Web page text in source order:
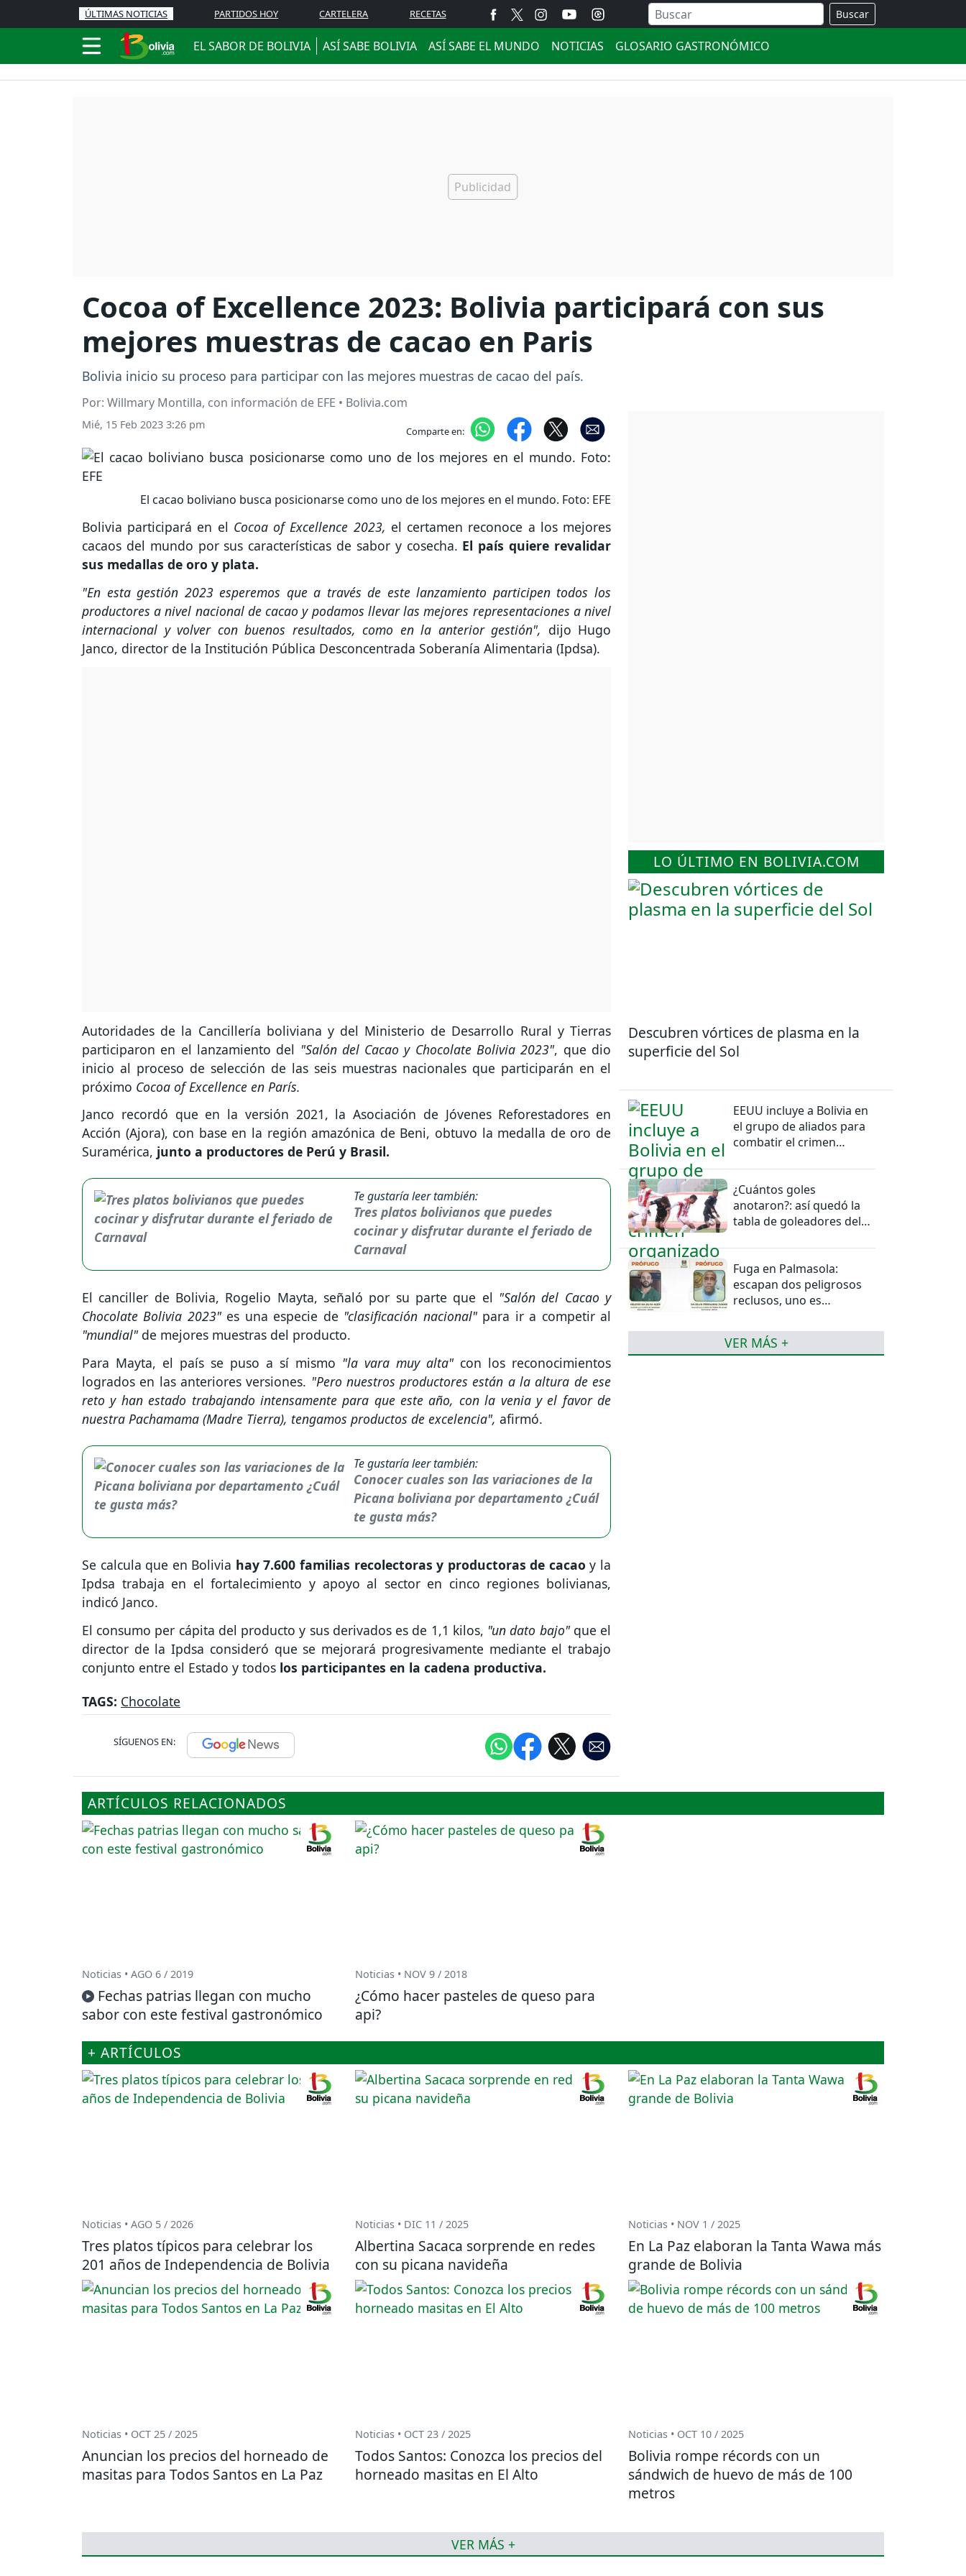
ÚLTIMAS NOTICIAS PARTIDOS HOY CARTELERA RECETAS Buscar
EL SABOR DE BOLIVIA ASÍ SABE BOLIVIA ASÍ SABE EL MUNDO NOTICIAS GLOSARIO GASTRONÓMICO
Cocoa of Excellence 2023: Bolivia participará con sus
mejores muestras de cacao en Paris
Bolivia inicio su proceso para participar con las mejores muestras de cacao del país.
Por: Willmary Montilla, con información de EFE • Bolivia.com
Mié, 15 Feb 2023 3:26 pm Comparte en:
El cacao boliviano busca posicionarse como uno de los mejores en el mundo. Foto: EFE
Bolivia participará en el Cocoa of Excellence 2023, el certamen reconoce a los mejores
cacaos del mundo por sus características de sabor y cosecha. El país quiere revalidar
sus medallas de oro y plata.
"En esta gestión 2023 esperemos que a través de este lanzamiento participen todos los
productores a nivel nacional de cacao y podamos llevar las mejores representaciones a nivel
internacional y volver con buenos resultados, como en la anterior gestión", dijo Hugo
Janco, director de la Institución Pública Desconcentrada Soberanía Alimentaria (Ipdsa).
Autoridades de la Cancillería boliviana y del Ministerio de Desarrollo Rural y Tierras
participaron en el lanzamiento del "Salón del Cacao y Chocolate Bolivia 2023", que dio
inicio al proceso de selección de las seis muestras nacionales que participarán en el
próximo Cocoa of Excellence en París.
Janco recordó que en la versión 2021, la Asociación de Jóvenes Reforestadores en
Acción (Ajora), con base en la región amazónica de Beni, obtuvo la medalla de oro de
Suramérica, junto a productores de Perú y Brasil.
Te gustaría leer también:
Tres platos bolivianos que puedes
cocinar y disfrutar durante el feriado de
Carnaval
El canciller de Bolivia, Rogelio Mayta, señaló por su parte que el "Salón del Cacao y
Chocolate Bolivia 2023" es una especie de "clasificación nacional" para ir a competir al
"mundial"de mejores muestras del producto.
Para Mayta, el país se puso a sí mismo "la vara muy alta" con los reconocimientos
logrados en las anteriores versiones. "Pero nuestros productores están a la altura de ese
reto y han estado trabajando intensamente para que este año, con la venia y el favor de
nuestra Pachamama (Madre Tierra), tengamos productos de excelencia", afirmó.
Te gustaría leer también:
Conocer cuales son las variaciones de la
Picana boliviana por departamento ¿Cuál
te gusta más?
Se calcula que en Bolivia hay 7.600 familias recolectoras y productoras de cacao y la
Ipdsa trabaja en el fortalecimiento y apoyo al sector en cinco regiones bolivianas,
indicó Janco.
El consumo per cápita del producto y sus derivados es de 1,1 kilos, "un dato bajo"que el
director de la Ipdsa consideró que se mejorará progresivamente mediante el trabajo
conjunto entre el Estado y todos los participantes en la cadena productiva.
TAGS: Chocolate
SÍGUENOS EN:
LO ÚLTIMO EN BOLIVIA.COM
Descubren vórtices de plasma en la
superficie del Sol
EEUU incluye a Bolivia en
el grupo de aliados para
combatir el crimen
¿Cuántos goles
anotaron?: así quedó la
tabla de goleadores del
Fuga en Palmasola:
escapan dos peligrosos
reclusos, uno es
VER MÁS +
ARTÍCULOS RELACIONADOS
Noticias • AGO 6 / 2019
Fechas patrias llegan con mucho
sabor con este festival gastronómico
Noticias • NOV 9 / 2018
¿Cómo hacer pasteles de queso para
api?
+ ARTÍCULOS
Noticias • AGO 5 / 2026
Tres platos típicos para celebrar los
201 años de Independencia de Bolivia
Noticias • DIC 11 / 2025
Albertina Sacaca sorprende en redes
con su picana navideña
Noticias • NOV 1 / 2025
En La Paz elaboran la Tanta Wawa más
grande de Bolivia
Noticias • OCT 25 / 2025
Anuncian los precios del horneado de
masitas para Todos Santos en La Paz
Noticias • OCT 23 / 2025
Todos Santos: Conozca los precios del
horneado masitas en El Alto
Noticias • OCT 10 / 2025
Bolivia rompe récords con un
sándwich de huevo de más de 100
metros
VER MÁS +